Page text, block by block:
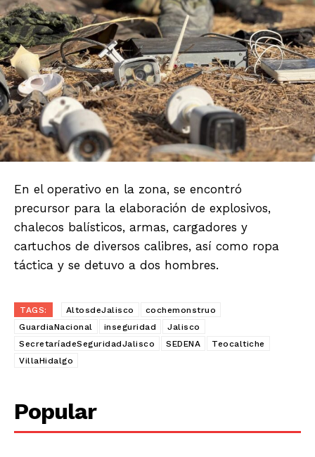
En el operativo en la zona, se encontró
precursor para la elaboración de explosivos,
chalecos balísticos, armas, cargadores y
cartuchos de diversos calibres, así como ropa
táctica y se detuvo a dos hombres.
TAGS: AltosdeJalisco
cochemonstruo
GuardiaNacional
inseguridad
Jalisco
SecretaríadeSeguridadJalisco
SEDENA
Teocaltiche
VillaHidalgo
Popular